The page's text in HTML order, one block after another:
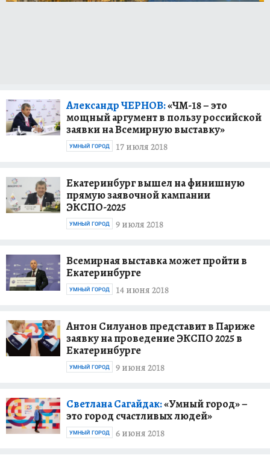
Александр ЧЕРНОВ:«ЧМ-18 – это
мощный аргумент в пользу российской
заявки на Всемирную выставку»
17 июля 2018
УМНЫЙ ГОРОД
Екатеринбург вышел на финишную
прямую заявочной кампании
ЭКСПО-2025
9 июля 2018
УМНЫЙ ГОРОД
Всемирная выставка может пройти в
Екатеринбурге
14 июня 2018
УМНЫЙ ГОРОД
Антон Силуанов представит в Париже
заявку на проведение ЭКСПО 2025 в
Екатеринбурге
9 июня 2018
УМНЫЙ ГОРОД
Светлана Сагайдак:«Умный город» –
это город счастливых людей»
6 июня 2018
УМНЫЙ ГОРОД